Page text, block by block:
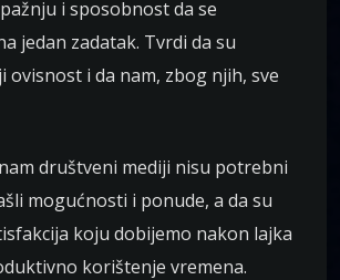
i sposobnost da se
jedan zadatak. Tvrdi da su
ovisnost i da nam, zbog njih, sve
društveni mediji nisu potrebni
mogućnosti i ponude, a da su
koju dobijemo nakon lajka
korištenje vremena.